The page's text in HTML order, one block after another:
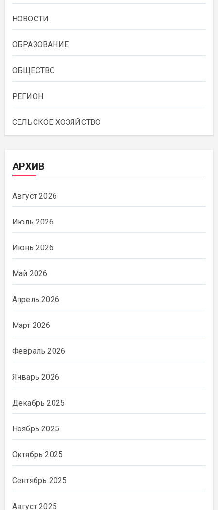
НОВОСТИ
ОБРАЗОВАНИЕ
ОБЩЕСТВО
РЕГИОН
СЕЛЬСКОЕ ХОЗЯЙСТВО
АРХИВ
Август 2026
Июль 2026
Июнь 2026
Май 2026
Апрель 2026
Март 2026
Февраль 2026
Январь 2026
Декабрь 2025
Ноябрь 2025
Октябрь 2025
Сентябрь 2025
Август 2025